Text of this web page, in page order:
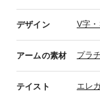
デザイン V字・
アームの素材 プラ
テイスト エレ